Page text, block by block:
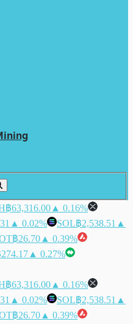
฿63,316.00 ▲ 0.16%
▲ 0.02% SOL฿2,538.51 ▲
฿26.70 ▲ 0.39%
▲ 0.27%
฿63,316.00 ▲ 0.16%
▲ 0.02% SOL฿2,538.51 ▲
฿26.70 ▲ 0.39%